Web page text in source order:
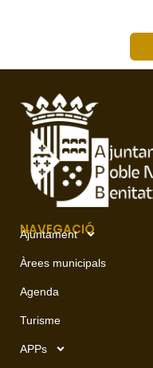
NAVEGACIÓ
Ajuntament
Àrees municipals
Agenda
Turisme
APPs